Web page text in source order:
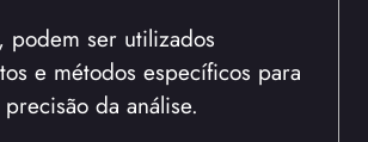
podem ser utilizados
e métodos específicos para
da análise.